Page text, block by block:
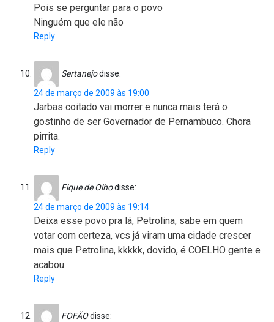
Pois se perguntar para o povo
Ninguém que ele não
Reply
Sertanejodisse:
24 de março de 2009 às 19:00
Jarbas coitado vai morrer e nunca mais terá o
gostinho de ser Governador de Pernambuco. Chora
pirrita.
Reply
Fique de Olhodisse:
24 de março de 2009 às 19:14
Deixa esse povo pra lá, Petrolina, sabe em quem
votar com certeza, vcs já viram uma cidade crescer
mais que Petrolina, kkkkk, dovido, é COELHO gente e
acabou.
Reply
FOFÃOdisse: